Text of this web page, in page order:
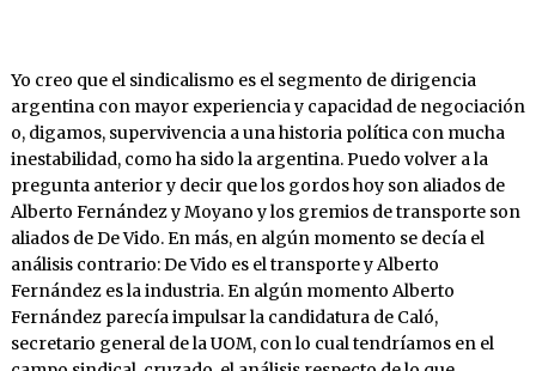
Yo creo que el sindicalismo es el segmento de dirigencia
argentina con mayor experiencia y capacidad de negociación
o, digamos, supervivencia a una historia política con mucha
inestabilidad, como ha sido la argentina. Puedo volver a la
pregunta anterior y decir que los gordos hoy son aliados de
Alberto Fernández y Moyano y los gremios de transporte son
aliados de De Vido. En más, en algún momento se decía el
análisis contrario: De Vido es el transporte y Alberto
Fernández es la industria. En algún momento Alberto
Fernández parecía impulsar la candidatura de Caló,
secretario general de la UOM, con lo cual tendríamos en el